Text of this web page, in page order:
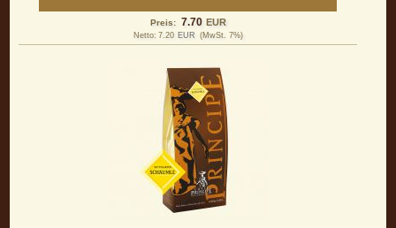
Preis: 7.70 EUR
Netto: 7.20 EUR (MwSt. 7%)